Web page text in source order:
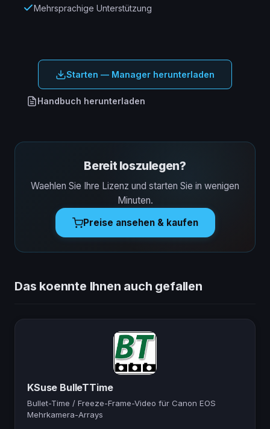
Mehrsprachige Unterstützung
Starten — Manager herunterladen
Handbuch herunterladen
Bereit loszulegen?
Waehlen Sie Ihre Lizenz und starten Sie in wenigen
Minuten.
Preise ansehen & kaufen
Das koennte Ihnen auch gefallen
KSuse BulleTTime
Bullet-Time / Freeze-Frame-Video für Canon EOS
Mehrkamera-Arrays